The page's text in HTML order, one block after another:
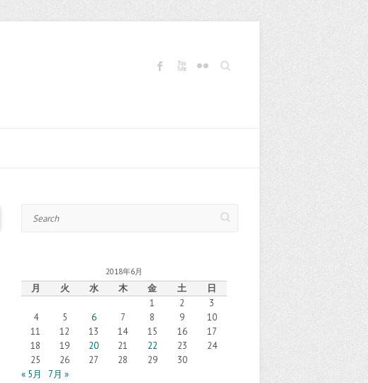
Search
2018年6月
月 火 水 木 金 土
日
1
2
3
4
5 6 7 8 9
10
11
12 13 14 15 16
17
18
19 20 21 22 23
24
25
26 27 28 29
30
« 5月
7月 »